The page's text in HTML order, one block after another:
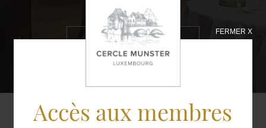
Accès aux membres
FERMER X
EN SAVOIR
PLUS